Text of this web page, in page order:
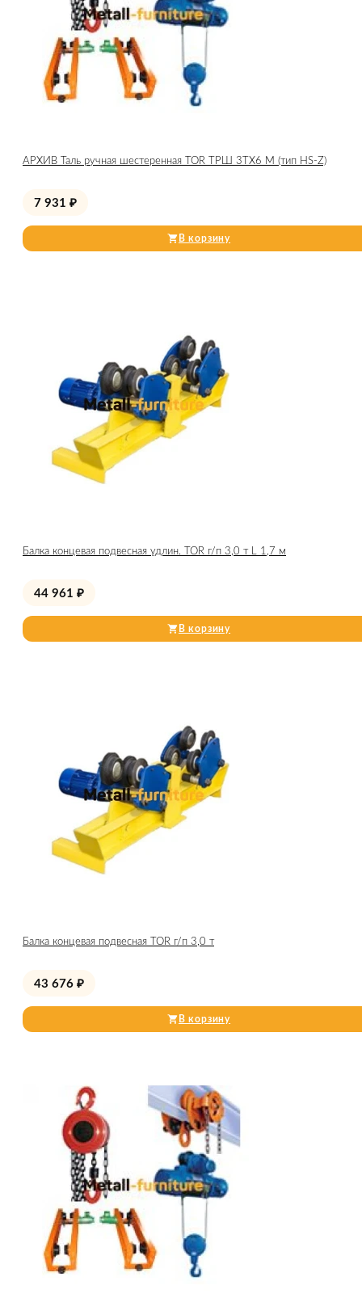
АРХИВ Таль ручная шестеренная TOR ТРШ 3ТХ6 М (тип HS-Z)
7 931 ₽
В корзину
Балка концевая подвесная удлин. TOR г/п 3,0 т L 1,7 м
44 961 ₽
В корзину
Балка концевая подвесная TOR г/п 3,0 т
43 676 ₽
В корзину